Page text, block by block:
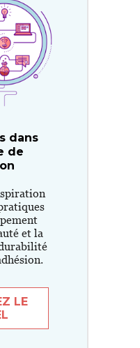
dans
de
et la
LE